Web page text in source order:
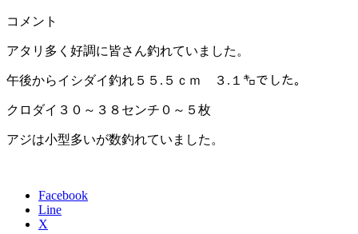
コメント
アタリ多く好調に皆さん釣れていました。
午後からイシダイ釣れ５５.５ｃｍ ３.１㌔でした。
クロダイ３０～３８センチ０～５枚
アジは小型多いが数釣れていました。
Facebook
Line
X